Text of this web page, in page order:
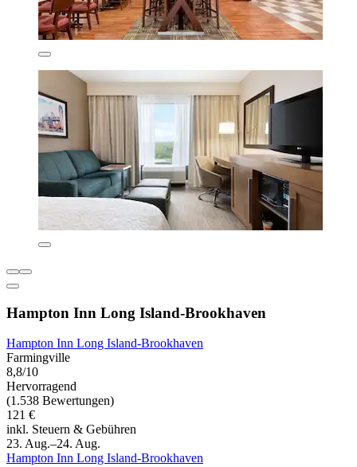
Hampton Inn Long Island-Brookhaven
Hampton Inn Long Island-Brookhaven
Farmingville
8,8/10
Hervorragend
(1.538 Bewertungen)
121 €
inkl. Steuern & Gebühren
23. Aug.–24. Aug.
Hampton Inn Long Island-Brookhaven